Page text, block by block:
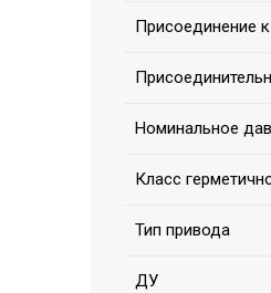
Присоединение
Номинальное
Класс
Тип привода
ДУ